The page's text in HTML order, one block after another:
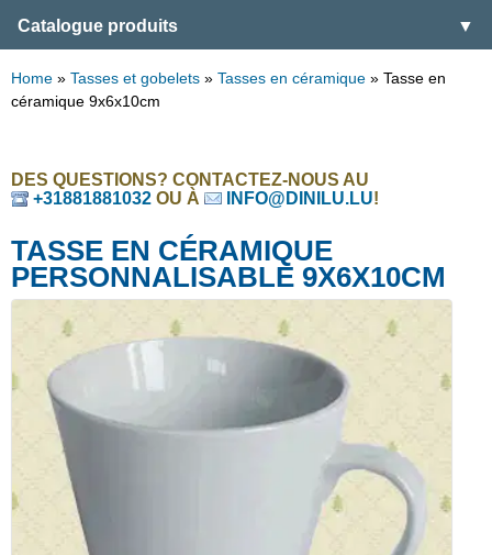
Catalogue produits ▼
Home » Tasses et gobelets » Tasses en céramique » Tasse en
céramique 9x6x10cm
DES QUESTIONS? CONTACTEZ-NOUS AU
+31881881032 OU À INFO@DINILU.LU!
TASSE EN CÉRAMIQUE
PERSONNALISABLE 9X6X10CM